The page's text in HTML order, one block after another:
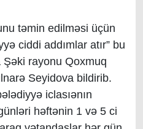
təmin edilməsi üçün
ciddi addımlar atır” bu
Şəki rayonu Qoxmuq
Seyidova bildirib.
ələdiyyə iclasıənın
həftənin 1 və 5 ci